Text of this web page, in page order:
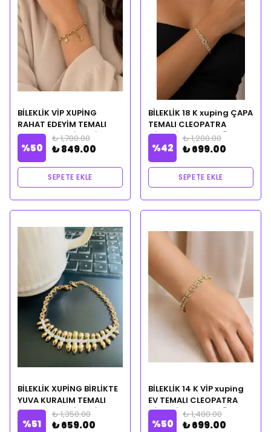
BİLEKLİK VİP XUPİNG
RAHAT EDEYİM TEMALI
CLEOPATRA CİLVESİ
NOTALI YAĞ HEDİYELİ
%50
₺ 1,700.00
₺ 849.00
SEPETE EKLE
BİLEKLİK 18 K xuping ÇAPA
TEMALI CLEOPATRA
CİLVESİ NOTALI YAĞ
HEDİYELİ
%42
₺ 1,200.00
₺ 699.00
SEPETE EKLE
BİLEKLİK XUPİNG BİRLİKTE
YUVA KURALIM TEMALI
CLEOPATRA CİLVESİ
NOTALI YAĞ HEDİYELİ
%51
₺ 1,350.00
₺ 659.00
BİLEKLİK 14 K VİP xuping
EV TEMALI CLEOPATRA
CİLVESİ NOTALI YAĞ
HEDİYELİ
%50
₺ 1,400.00
₺ 699.00